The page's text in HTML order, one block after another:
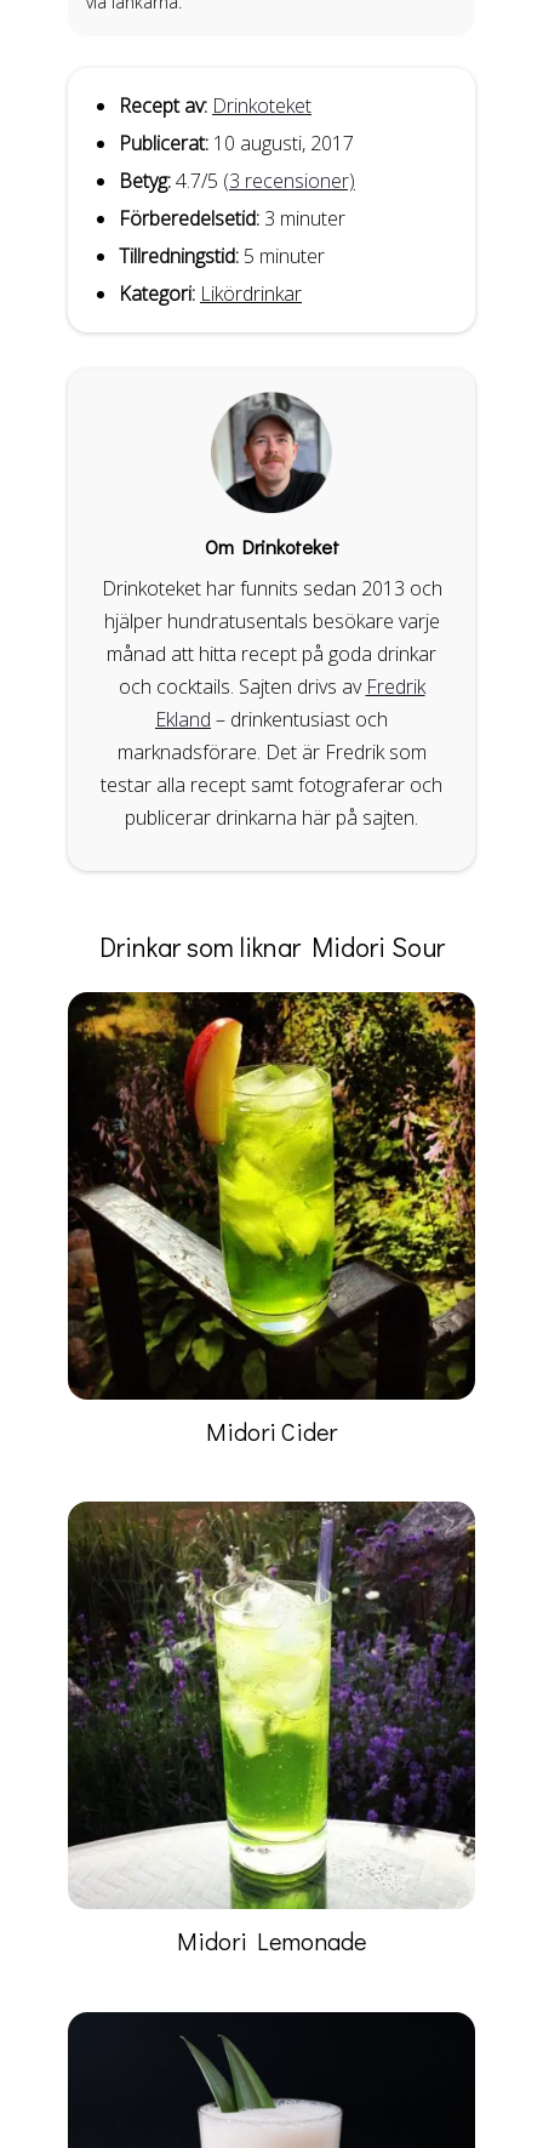
Recept av: Drinkoteket
Publicerat: 10 augusti, 2017
Betyg:4.7/5 (3 recensioner)
Förberedelsetid: 3 minuter
Tillredningstid: 5 minuter
Kategori: Likördrinkar
Om Drinkoteket
Drinkoteket har funnits sedan 2013 och
hjälper hundratusentals besökare varje
månad att hitta recept på goda drinkar
och cocktails. Sajten drivs av Fredrik
Ekland – drinkentusiast och
marknadsförare. Det är Fredrik som
testar alla recept samt fotograferar och
publicerar drinkarna här på sajten.
Drinkar som liknar Midori Sour
Midori Cider
Midori Lemonade